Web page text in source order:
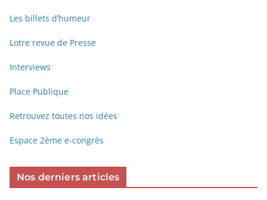
Les billets d’humeur
Lotre revue de Presse
Interviews
Place Publique
Retrouvez toutes nos idées
Espace 2ème e-congrès
Nos derniers articles